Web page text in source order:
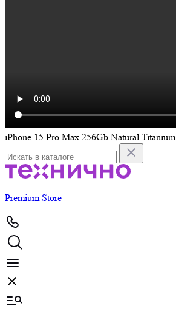
iPhone 15 Pro Max 256Gb Natural Titanium
Premium Store